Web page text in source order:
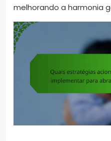
melhorando a harmonia